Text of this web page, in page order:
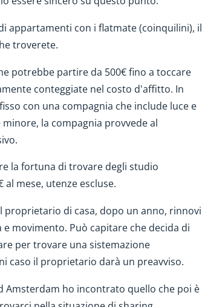
appartamenti con i flatmate (coinquilini), il
troverete.
potrebbe partire da 500€ fino a toccare
conteggiate nel costo d'affitto. In
con una compagnia che include luce e
la compagnia provvede al
la fortuna di trovare degli studio
mese, utenze escluse.
di casa, dopo un anno, rinnovi
movimento. Può capitare che decida di
per trovare una sistemazione
caso il proprietario darà un preavviso.
Amsterdam ho incontrato quello che poi è